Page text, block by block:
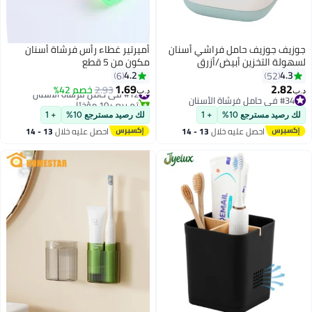
جوزيف جوزيف حامل فراشي أسنان
لسهولة التخزين أبيض/أزرق
90x127x90مم
4.3
52
د.ب‏2.82
#34 في حامل فرشاة الأسنان
#34 في حامل فرشاة الأسنان
لك رصيد مسترجع 10% + 1
احصل عليه خلال 13 - 14
أميرتير غطاء رأس فرشاة أسنان
مكون من 5 قطع
4.2
6
د.ب‏1.69
2.93خصم 42% #12 في حامل فرشاة الأسنان
تم بيع +10 مؤخرًا
#12 في حامل فرشاة الأسنان
لك رصيد مسترجع 10% + 1
احصل عليه خلال 13 - 14